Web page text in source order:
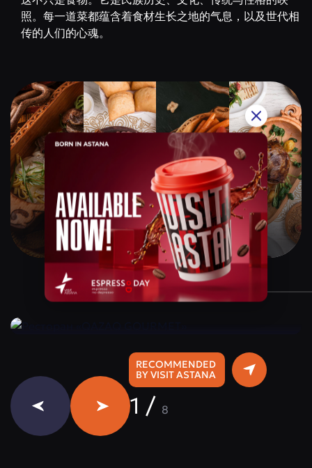
照。每一道菜都蕴含着食材生长之地的气息，以及世代相
传的人们的心魂。
RECOMMENDED
BY VISIT ASTANA
Qazaq Gourmet
$$$$$
Instagram:@qazaq.gourmet
1 / 8